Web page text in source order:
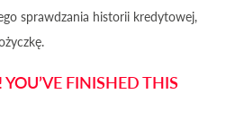
sprawdzania historii kredytowej,
FINISHED THIS